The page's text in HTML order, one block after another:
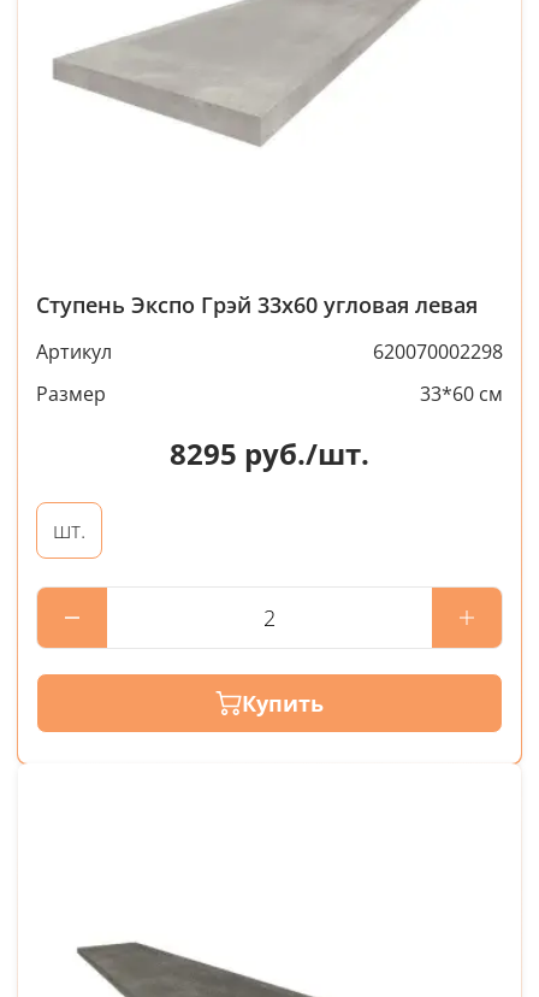
Ступень Экспо Грэй 33x60 угловая левая
Артикул
620070002298
Размер
33*60 см
8295 руб./шт.
шт.
Купить